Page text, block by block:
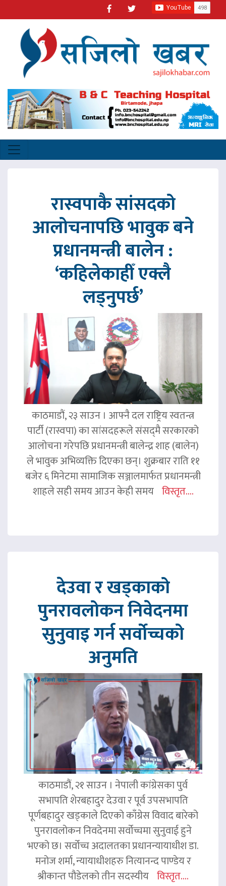
रास्वपाकै सांसदको
आलोचनापछि भावुक बने
प्रधानमन्त्री बालेन :
‘कहिलेकाहीँ एक्लै
लड्नुपर्छ’
काठमाडौं, २३ साउन । आफ्नै दल राष्ट्रिय स्वतन्त्र
पार्टी (रास्वपा) का सांसदहरूले संसद्‌मै सरकारको
आलोचना गरेपछि प्रधानमन्त्री बालेन्द्र शाह (बालेन)
ले भावुक अभिव्यक्ति दिएका छन्। शुक्रबार राति ११
बजेर ६ मिनेटमा सामाजिक सञ्जालमार्फत प्रधानमन्त्री
शाहले सही समय आउन केही समय विस्तृत....
देउवा र खड्काको
पुनरावलोकन निवेदनमा
सुनुवाइ गर्न सर्वोच्चको
अनुमति
काठमाडौं, २१ साउन । नेपाली कांग्रेसका पुर्व
सभापति शेरबहादुर देउवा र पूर्व उपसभापति
पूर्णबहादुर खड्काले दिएको काँग्रेस विवाद बारेको
पुनरावलोकन निवदेनमा सर्वोच्चमा सुनुवाई हुने
भएको छ। सर्वोच्च अदालतका प्रधानन्यायाधीश डा.
मनोज शर्मा, न्यायाधीशहरु नित्यानन्द पाण्डेय र
श्रीकान्त पौडेलको तीन सदस्यीय विस्तृत....